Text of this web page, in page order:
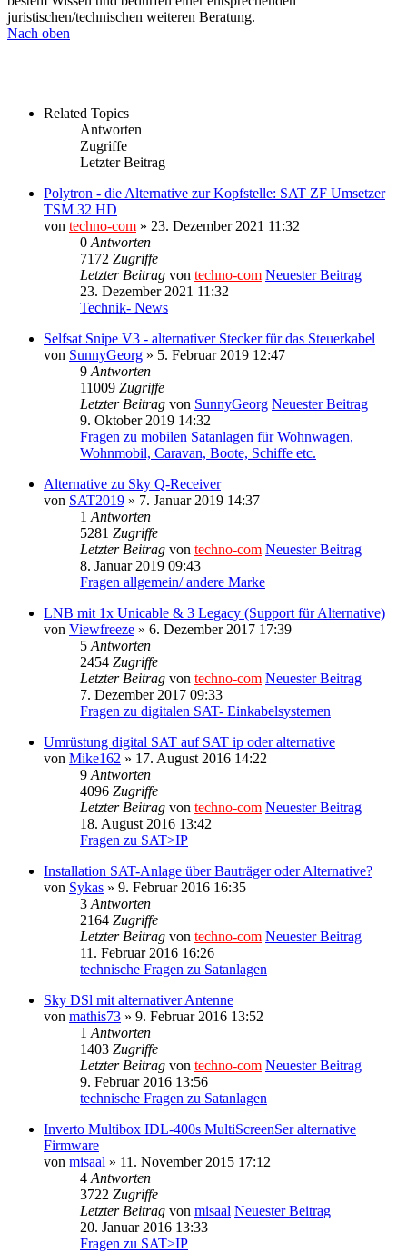
juristischen/technischen weiteren Beratung.
Nach oben
Related Topics
Antworten
Zugriffe
Letzter Beitrag
Polytron - die Alternative zur Kopfstelle: SAT ZF Umsetzer
TSM 32 HD
von techno-com » 23. Dezember 2021 11:32
0 Antworten
7172 Zugriffe
Letzter Beitrag von techno-com Neuester Beitrag
23. Dezember 2021 11:32
Technik- News
Selfsat Snipe V3 - alternativer Stecker für das Steuerkabel
von SunnyGeorg » 5. Februar 2019 12:47
9 Antworten
11009 Zugriffe
Letzter Beitrag von SunnyGeorg Neuester Beitrag
9. Oktober 2019 14:32
Fragen zu mobilen Satanlagen für Wohnwagen,
Wohnmobil, Caravan, Boote, Schiffe etc.
Alternative zu Sky Q-Receiver
von SAT2019 » 7. Januar 2019 14:37
1 Antworten
5281 Zugriffe
Letzter Beitrag von techno-com Neuester Beitrag
8. Januar 2019 09:43
Fragen allgemein/ andere Marke
LNB mit 1x Unicable & 3 Legacy (Support für Alternative)
von Viewfreeze » 6. Dezember 2017 17:39
5 Antworten
2454 Zugriffe
Letzter Beitrag von techno-com Neuester Beitrag
7. Dezember 2017 09:33
Fragen zu digitalen SAT- Einkabelsystemen
Umrüstung digital SAT auf SAT ip oder alternative
von Mike162 » 17. August 2016 14:22
9 Antworten
4096 Zugriffe
Letzter Beitrag von techno-com Neuester Beitrag
18. August 2016 13:42
Fragen zu SAT>IP
Installation SAT-Anlage über Bauträger oder Alternative?
von Sykas » 9. Februar 2016 16:35
3 Antworten
2164 Zugriffe
Letzter Beitrag von techno-com Neuester Beitrag
11. Februar 2016 16:26
technische Fragen zu Satanlagen
Sky DSl mit alternativer Antenne
von mathis73 » 9. Februar 2016 13:52
1 Antworten
1403 Zugriffe
Letzter Beitrag von techno-com Neuester Beitrag
9. Februar 2016 13:56
technische Fragen zu Satanlagen
Inverto Multibox IDL-400s MultiScreenSer alternative
Firmware
von misaal » 11. November 2015 17:12
4 Antworten
3722 Zugriffe
Letzter Beitrag von misaal Neuester Beitrag
20. Januar 2016 13:33
Fragen zu SAT>IP